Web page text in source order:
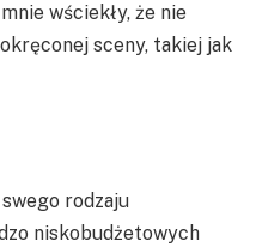
wściekły, że nie
sceny, takiej jak
rodzaju
niskobudżetowych